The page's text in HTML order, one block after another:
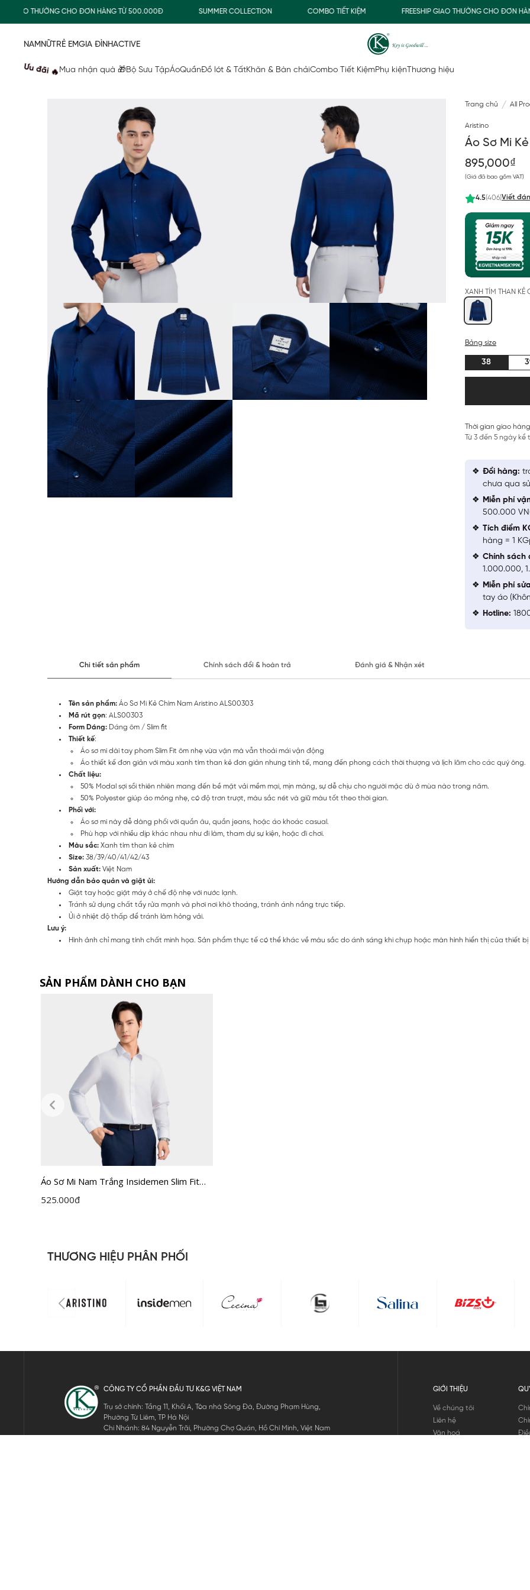
THƯỜNG CHO ĐƠN HÀNG TỪ 500.000Đ SUMMER COLLECTION COMBO TIẾT KIỆM FREESHIP GIAO THƯỜNG CHO ĐƠN HÀNG
NAMNỮTRẺ EMGIA ĐÌNHACTIVE
Ưu đãi 🔥 Mua nhận quà 🎁Bộ Sưu TậpÁoQuầnĐồ lót & TấtKhăn & Bàn chảiCombo Tiết KiệmPhụ kiện Thương hiệu
Trang chủ All
Aristino
Áo Sơ Mi
895,000₫
(Giá đã bao gồm VAT)
4.5(406)Viết
XANH TÍM THAN KẺ
Bảng size
38
Thời gian giao
Từ 3 đến 5 ngày
Đổi hàng:
chưa qua
Miễn phí
500.000
Tích điểm
hàng = 1
Chính sách
1.000.000,
Miễn phí
tay áo
Hotline:
Chi tiết sản phẩm Chính sách đổi & hoàn trả Đánh giá & Nhận xét
Tên sản phẩm: Áo Sơ Mi Kẻ Chìm Nam Aristino ALS00303
Mã rút gọn: ALS00303
Form Dáng: Dáng ôm / Slim fit
Thiết kế:
Áo sơ mi dài tay phom Slim Fit ôm nhẹ vừa vặn mà vẫn thoải mái vận động
Áo thiết kế đơn giản với màu xanh tím than kẻ đơn giản nhưng tinh tế, mang đến phong cách thời thượng và lịch lãm cho các quý ông.
Chất liệu:
50% Modal sợi sồi thiên nhiên mang đến bề mặt vải mềm mại, mịn màng, sự dễ chịu cho người mặc dù ở mùa nào trong năm.
50% Polyester giúp áo mỏng nhẹ, có độ trơn trượt, màu sắc nét và giữ màu tốt theo thời gian.
Phối với:
Áo sơ mi này dễ dàng phối với quần âu, quần jeans, hoặc áo khoác casual.
Phù hợp với nhiều dịp khác nhau như đi làm, tham dự sự kiện, hoặc đi chơi.
Màu sắc: Xanh tím than kẻ chìm
Size: 38/39/40/41/42/43
Sản xuất: Việt Nam
Hướng dẫn bảo quản và giặt ủi:
Giặt tay hoặc giặt máy ở chế độ nhẹ với nước lạnh.
Tránh sử dụng chất tẩy rửa mạnh và phơi nơi khô thoáng, tránh ánh nắng trực tiếp.
Ủi ở nhiệt độ thấp để tránh làm hỏng vải.
Lưu ý:
Hình ảnh chỉ mang tính chất minh họa. Sản phẩm thực tế có thể khác về màu sắc do ánh sáng khi chụp hoặc màn hình hiển thị của thiết
SẢN PHẨM DÀNH CHO BẠN
Áo Sơ Mi Nam Trắng Insidemen Slim Fit
ILS158F0H0
525.000đ
THƯƠNG HIỆU PHÂN PHỐI
CÔNG TY CỔ PHẦN ĐẦU TƯ K&G VIỆT NAM
Trụ sở chính: Tầng 11, Khối A, Tòa nhà Sông Đà, Đường Phạm Hùng,
Phường Từ Liêm, TP Hà Nội
Chi Nhánh: 84 Nguyễn Trãi, Phường Chợ Quán, Hồ Chí Minh, Việt Nam
GIỚI THIỆU
Về chúng tôi
Liên hệ
Văn hoá